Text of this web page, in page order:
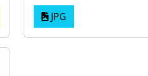
JPG